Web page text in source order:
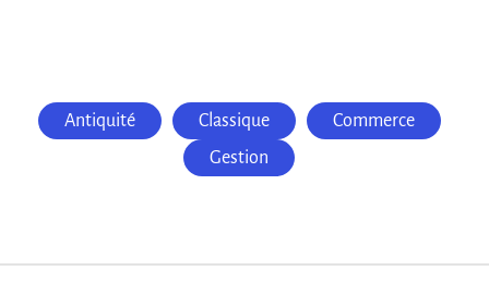
Antiquité Classique
Commerce
Gestion